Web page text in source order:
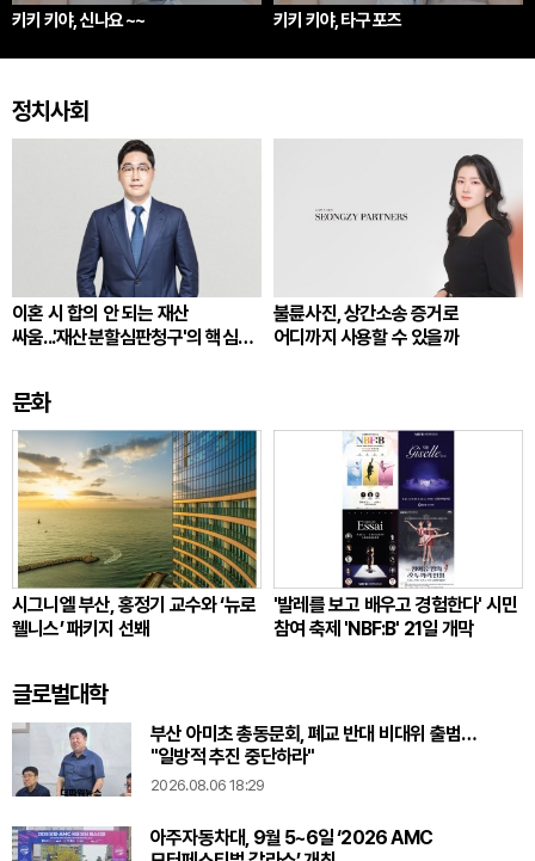
키키 키야, 신나요 ~~ 키키 키야, 타구 포즈
정치사회
이혼 시 합의 안 되는 재산
싸움...'재산분할심판청구'의 핵심
불륜사진, 상간소송 증거로
어디까지 사용할 수 있을까
문화
시그니엘 부산, 홍정기 교수와 ‘뉴로
웰니스’ 패키지 선봬
'발레를 보고 배우고 경험한다' 시민
참여 축제 'NBF:B' 21일 개막
글로벌대학
부산 아미초 총동문회, 폐교 반대 비대위 출범…
"일방적 추진 중단하라"
2026.08.06 18:29
아주자동차대, 9월 5~6일 ‘2026 AMC